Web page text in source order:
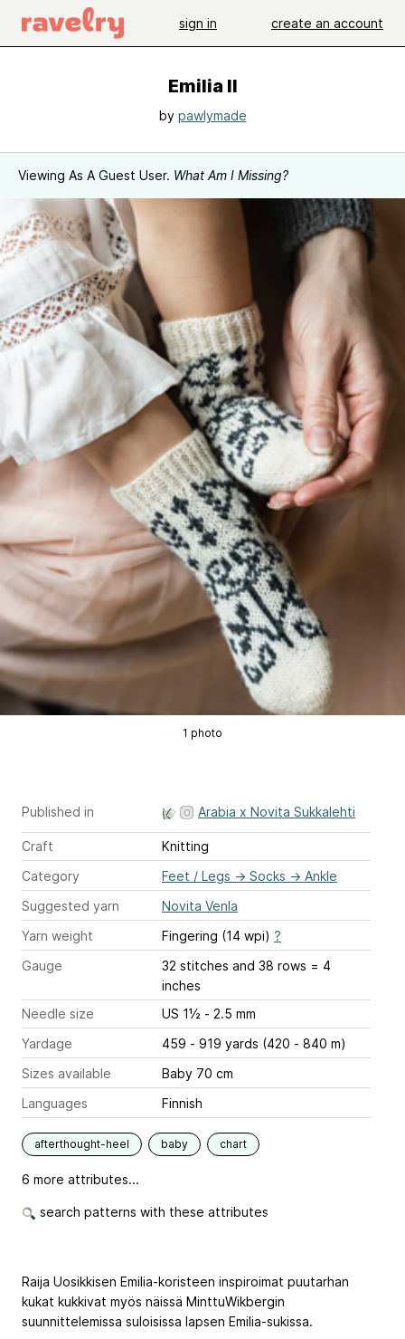
sign in create an account
Emilia II
by pawlymade
Viewing As A Guest User. What Am I Missing?
1 photo
Published in Arabia x Novita Sukkalehti
Craft
Knitting
Category
Feet / Legs → Socks → Ankle
Suggested yarn
Novita Venla
Yarn weight
Fingering (14 wpi) ?
Gauge
32 stitches and 38 rows = 4
inches
Needle size
US 1½ - 2.5 mm
Yardage
459 - 919 yards (420 - 840 m)
Sizes available
Baby 70 cm
Languages
Finnish
afterthought-heel baby chart
6 more attributes...
search patterns with these attributes
Raija Uosikkisen Emilia-koristeen inspiroimat puutarhan
kukat kukkivat myös näissä MinttuWikbergin
suunnittelemissa suloisissa lapsen Emilia-sukissa.